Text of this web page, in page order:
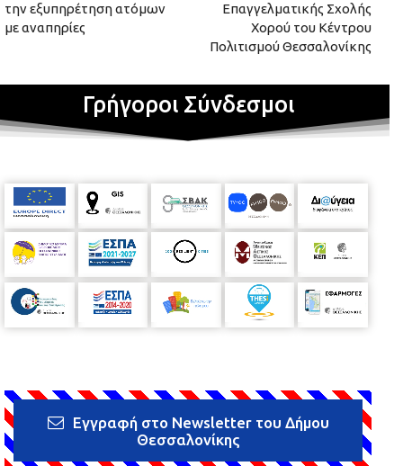
την εξυπηρέτηση ατόμων
με αναπηρίες
Επαγγελματικής Σχολής
Χορού του Κέντρου
Πολιτισμού Θεσσαλονίκης
Γρήγοροι Σύνδεσμοι
Εγγραφή στο Newsletter του Δήμου
Θεσσαλονίκης